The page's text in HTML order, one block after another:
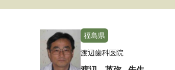
福島県
渡辺歯科医院